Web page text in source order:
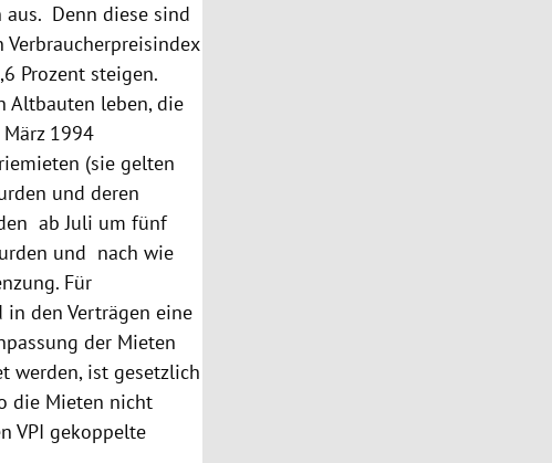
Denn diese sind
Prozent steigen.
Altbauten leben, die
1994
(sie gelten
und deren
ab Juli um fünf
und nach wie
Für
den Verträgen eine
der Mieten
werden, ist gesetzlich
die Mieten nicht
VPI gekoppelte